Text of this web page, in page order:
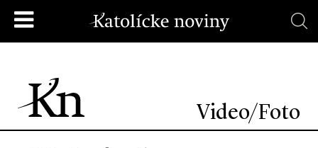
Video/Foto